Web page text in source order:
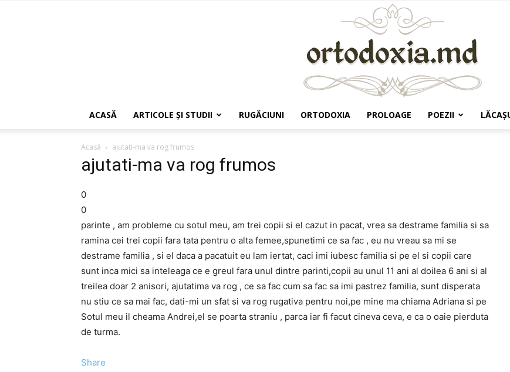
ACASĂ ARTICOLE ŞI STUDII RUGĂCIUNI ORTODOXIA PROLOAGE POEZII
Acasă ajutati-ma va rog frumos
ajutati-ma va rog frumos
0
0
parinte , am probleme cu sotul meu, am trei copii si el cazut in pacat, vrea sa destrame familia si sa
ramina cei trei copii fara tata pentru o alta femee,spunetimi ce sa fac , eu nu vreau sa mi se
destrame familia , si el daca a pacatuit eu lam iertat, caci imi iubesc familia si pe el si copii care
sunt inca mici sa inteleaga ce e greul fara unul dintre parinti,copii au unul 11 ani al doilea 6 ani si al
treilea doar 2 anisori, ajutatima va rog , ce sa fac cum sa fac sa imi pastrez familia, sunt disperata
nu stiu ce sa mai fac, dati-mi un sfat si va rog rugativa pentru noi,pe mine ma chiama Adriana si pe
Sotul meu il cheama Andrei,el se poarta straniu , parca iar fi facut cineva ceva, e ca o oaie pierduta
de turma.
Share